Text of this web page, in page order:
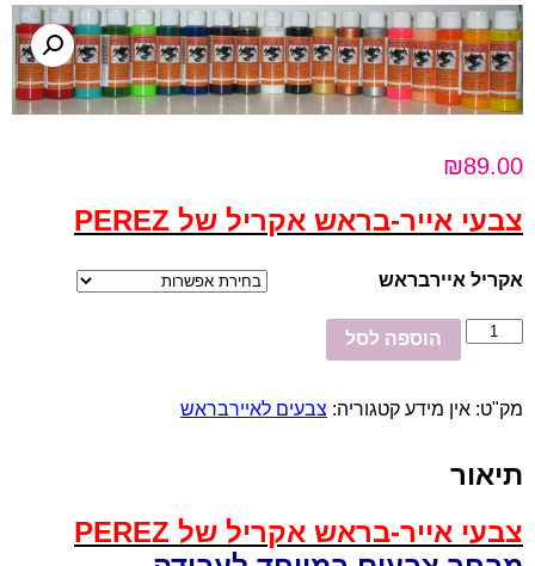
₪89.00
צבעי אייר-בראש אקריל של PEREZ
אקריל איירבראש
כמות
של
לאיירבראש
הוספה לסל
מק"ט: אין מידע קטגוריה: צבעים לאיירבראש
תיאור
צבעי אייר-בראש אקריל של PEREZ